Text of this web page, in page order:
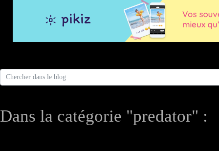
Dans la catégorie "predator" :